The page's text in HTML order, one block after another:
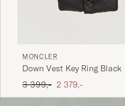
MONCLER
Down Vest Key Ring Black
Ordinær pris
3 399,- Nedsatt pris
2 379,-